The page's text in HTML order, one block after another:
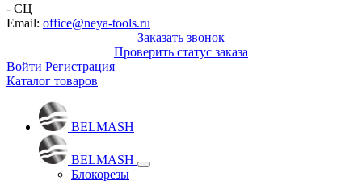
- СЦ
Email: office@neya-tools.ru
Заказать звонок
Проверить статус заказа
Войти Регистрация
Каталог товаров
BELMASH
BELMASH
Блокорезы